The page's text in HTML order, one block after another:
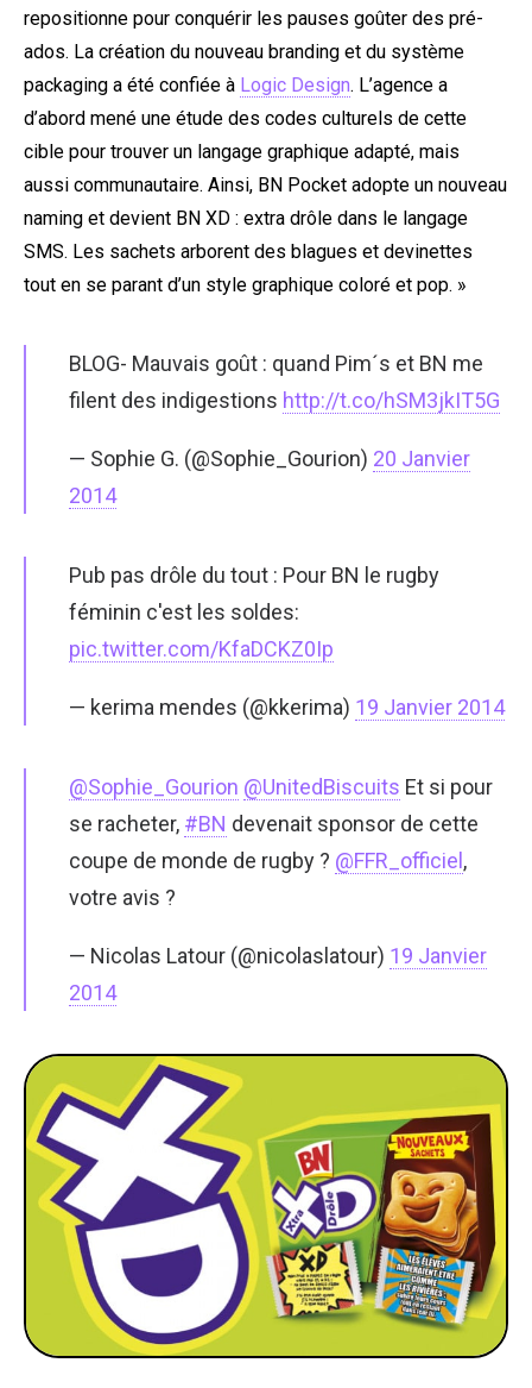
repositionne pour conquérir les pauses goûter des pré-
ados. La création du nouveau branding et du système
packaging a été confiée à Logic Design. L’agence a
d’abord mené une étude des codes culturels de cette
cible pour trouver un langage graphique adapté, mais
aussi communautaire. Ainsi, BN Pocket adopte un nouveau
naming et devient BN XD : extra drôle dans le langage
SMS. Les sachets arborent des blagues et devinettes
tout en se parant d’un style graphique coloré et pop. »
BLOG- Mauvais goût : quand Pim´s et BN me
filent des indigestions http://t.co/hSM3jkIT5G
— Sophie G. (@Sophie_Gourion) 20 Janvier
2014
Pub pas drôle du tout : Pour BN le rugby
féminin c'est les soldes:
pic.twitter.com/KfaDCKZ0Ip
— kerima mendes (@kkerima) 19 Janvier 2014
@Sophie_Gourion @UnitedBiscuits Et si pour
se racheter, #BN devenait sponsor de cette
coupe de monde de rugby ? @FFR_officiel ,
votre avis ?
— Nicolas Latour (@nicolaslatour) 19 Janvier
2014